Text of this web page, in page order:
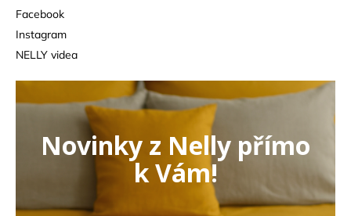
Facebook
Instagram
NELLY videa
Novinky z Nelly přímo
k Vám!